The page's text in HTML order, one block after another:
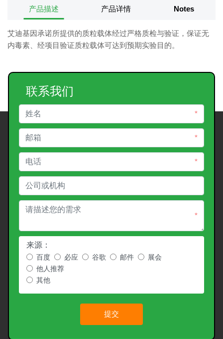
产品描述 产品详情 Notes
艾迪基因承诺所提供的质粒载体经过严格质检与验证，保证无
内毒素、经项目验证质粒载体可达到预期实验目的。
联系我们
*
*
*
*
来源：
百度 必应 谷歌 邮件
展会
他人推荐
其他
提交